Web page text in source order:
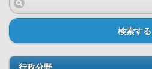
検索する